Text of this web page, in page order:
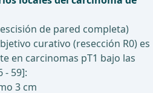
de pared completa)
curativo (resección R0) es
en carcinomas pT1 bajo las
- 59]:
3 cm